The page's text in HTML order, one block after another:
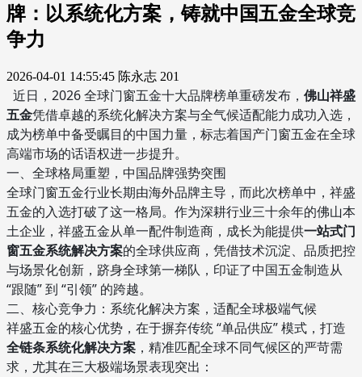
牌：以系统化方案，铸就中国五金全球竞
争力
2026-04-01 14:55:45 陈永志 201
近日，2026 全球门窗五金十大品牌榜单重磅发布， 佛山祥盛
五金凭借卓越的系统化解决方案与全气候适配能力成功入选，
成为榜单中备受瞩目的中国力量，标志着国产门窗五金在全球
高端市场的话语权进一步提升。
一、全球格局重塑，中国品牌强势突围
全球门窗五金行业长期由海外品牌主导，而此次榜单中，祥盛
五金的入选打破了这一格局。作为深耕行业三十余年的佛山本
土企业，祥盛五金从单一配件制造商，成长为能提供一站式门
窗五金系统解决方案的全球供应商，凭借技术沉淀、品质把控
与场景化创新，跻身全球第一梯队，印证了中国五金制造从
“跟随” 到 “引领” 的跨越。
二、核心竞争力：系统化解决方案，适配全球极端气候
祥盛五金的核心优势，在于摒弃传统 “单品供应” 模式，打造
全链条系统化解决方案 ，精准匹配全球不同气候区的严苛需
求，尤其在三大极端场景表现突出：